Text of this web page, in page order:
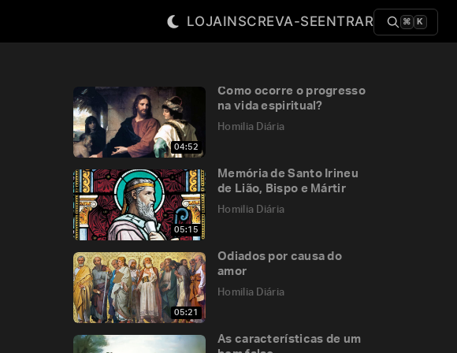
LOJAINSCREVA-SEENTRAR ⌘ K
04:52
Como ocorre o progresso
na vida espiritual?
Homilia Diária
05:15
Memória de Santo Irineu
de Lião, Bispo e Mártir
Homilia Diária
05:21
Odiados por causa do
amor
Homilia Diária
As características de um